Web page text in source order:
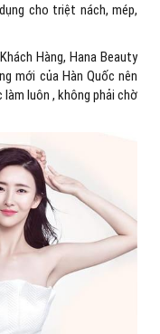
cho triệt nách, mép,
Hàng, Hana Beauty
mới của Hàn Quốc nên
luôn , không phải chờ